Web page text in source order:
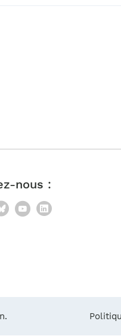
nous :
BlueskyYouTube
LinkedIn